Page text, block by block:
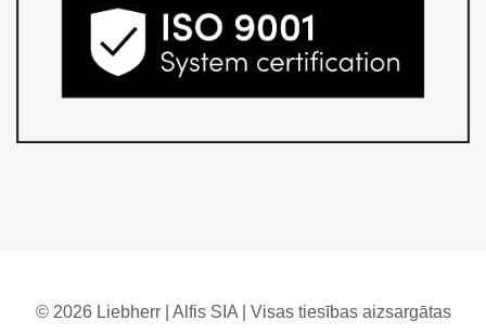
© 2026 Liebherr | Alfis SIA | Visas tiesības aizsargātas